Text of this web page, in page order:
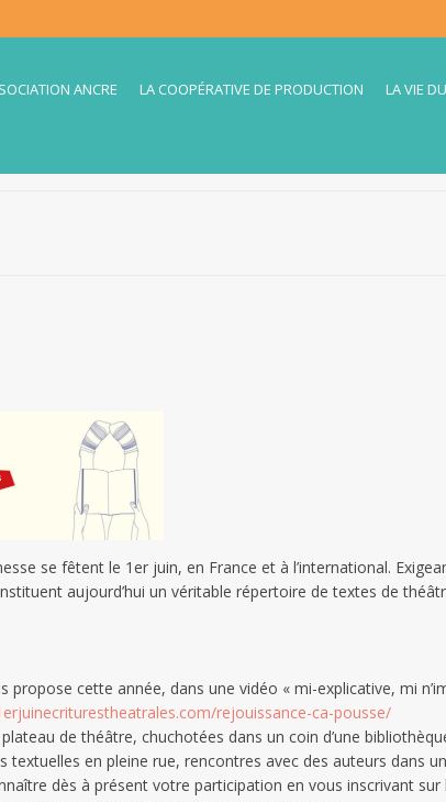
ANCRE LA COOPÉRATIVE DE PRODUCTION LA VIE
se fêtent le 1er juin, en France et à l’international.
aujourd’hui un véritable répertoire de textes de
propose cette année, dans une vidéo « mi-explicative, mi
rejouissance-ca-pousse/
de théâtre, chuchotées dans un coin d’une
en pleine rue, rencontres avec des auteurs dans
dès à présent votre participation en vous inscrivant